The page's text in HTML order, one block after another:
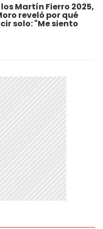
Martín Fierro 2025,
reveló por qué
solo: "Me siento